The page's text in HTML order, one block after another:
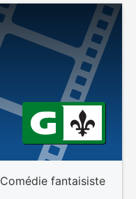
Comédie fantaisiste